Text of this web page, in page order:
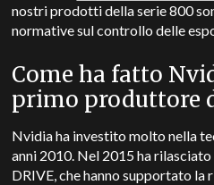
nostri prodotti della serie 800
normative sul controllo delle
Come ha fatto
primo produttore
Nvidia ha investito molto nella
anni 2010. Nel 2015 ha
DRIVE, che hanno supportato la